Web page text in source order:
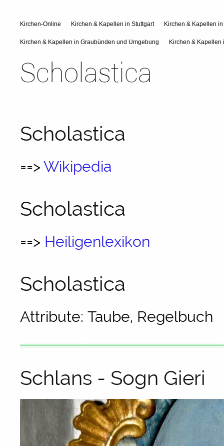
Kirchen-Online Kirchen & Kapellen in Stuttgart Kirchen & Kapellen
Kirchen & Kapellen in Graubünden und Umgebung Kirchen & Kapellen
Scholastica
Scholastica
==>Wikipedia
Scholastica
==> Heiligenlexikon
Scholastica
Attribute: Taube, Regelbuch
Schlans - Sogn Gieri